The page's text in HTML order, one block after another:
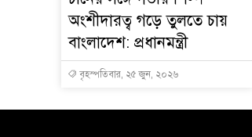
অংশীদারত্ব গড়ে তুলতে চায়
বাংলাদেশ: প্রধানমন্ত্রী
বৃহস্পতিবার, ২৫ জুন, ২০২৬